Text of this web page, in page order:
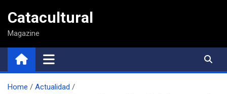
contenido
Catacultural
Magazine
Home
Actualidad